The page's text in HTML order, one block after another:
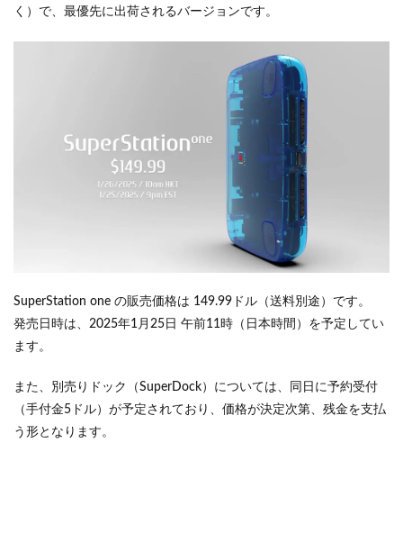
く）で、最優先に出荷されるバージョンです。
SuperStation one の販売価格は 149.99ドル（送料別途）です。
発売日時は、2025年1月25日 午前11時（日本時間）を予定してい
ます。
また、別売りドック（SuperDock）については、同日に予約受付
（手付金5ドル）が予定されており、価格が決定次第、残金を支払
う形となります。